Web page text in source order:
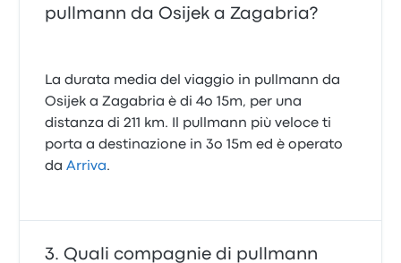
pullmann da Osijek a Zagabria?
La durata media del viaggio in pullmann da
Osijek a Zagabria è di 4o 15m, per una
distanza di 211 km. Il pullmann più veloce ti
porta a destinazione in 3o 15m ed è operato
daArriva.
Quali compagnie di pullmann